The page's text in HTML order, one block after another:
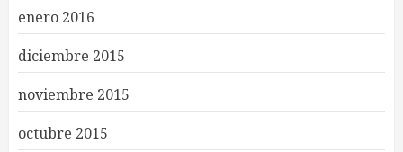
enero 2016
diciembre 2015
noviembre 2015
octubre 2015